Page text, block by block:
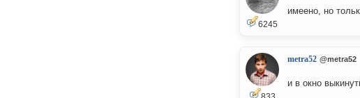
6245
имеено, но
metra52 @metra52
и в окно